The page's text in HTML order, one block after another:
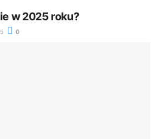
w 2025 roku?
0